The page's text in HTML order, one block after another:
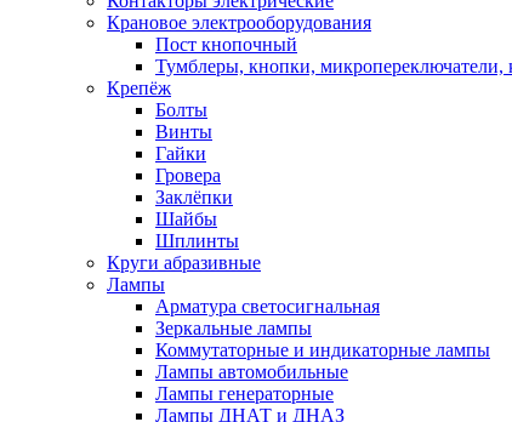
Крановое электрооборудования
Пост кнопочный
Тумблеры, кнопки, микропереключатели,
Крепёж
Болты
Винты
Гайки
Гровера
Заклёпки
Шайбы
Шплинты
Круги абразивные
Лампы
Арматура светосигнальная
Зеркальные лампы
Коммутаторные и индикаторные лампы
Лампы автомобильные
Лампы генераторные
Лампы ДНАТ и ДНАЗ